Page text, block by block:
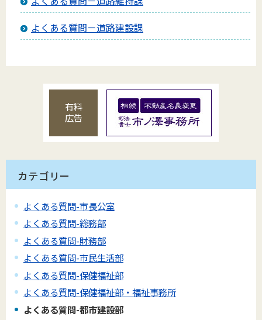
よくある質問－道路建設課
有料
広告
カテゴリー
よくある質問-市長公室
よくある質問-総務部
よくある質問-財務部
よくある質問-市民生活部
よくある質問-保健福祉部
よくある質問-保健福祉部・福祉事務所
よくある質問-都市建設部